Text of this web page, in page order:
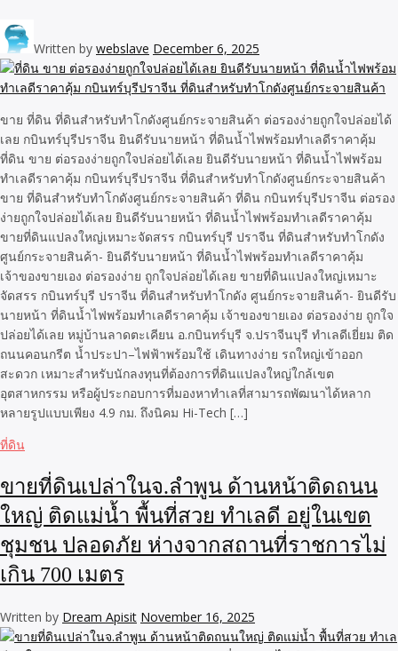
Written by webslave December 6, 2025
ขาย ที่ดิน ที่ดินสำหรับทำโกดังศูนย์กระจายสินค้า ต่อรองง่ายถูกใจปล่อยได้
เลย กบินทร์บุรีปราจีน ยินดีรับนายหน้า ที่ดินน้ำไฟพร้อมทำเลดีราคาคุ้ม
ที่ดิน ขาย ต่อรองง่ายถูกใจปล่อยได้เลย ยินดีรับนายหน้า ที่ดินน้ำไฟพร้อม
ทำเลดีราคาคุ้ม กบินทร์บุรีปราจีน ที่ดินสำหรับทำโกดังศูนย์กระจายสินค้า
ขาย ที่ดินสำหรับทำโกดังศูนย์กระจายสินค้า ที่ดิน กบินทร์บุรีปราจีน ต่อรอง
ง่ายถูกใจปล่อยได้เลย ยินดีรับนายหน้า ที่ดินน้ำไฟพร้อมทำเลดีราคาคุ้ม
ขายที่ดินแปลงใหญ่เหมาะจัดสรร กบินทร์บุรี ปราจีน ที่ดินสำหรับทำโกดัง
ศูนย์กระจายสินค้า- ยินดีรับนายหน้า ที่ดินน้ำไฟพร้อมทำเลดีราคาคุ้ม
เจ้าของขายเอง ต่อรองง่าย ถูกใจปล่อยได้เลย ขายที่ดินแปลงใหญ่เหมาะ
จัดสรร กบินทร์บุรี ปราจีน ที่ดินสำหรับทำโกดัง ศูนย์กระจายสินค้า- ยินดีรับ
นายหน้า ที่ดินน้ำไฟพร้อมทำเลดีราคาคุ้ม เจ้าของขายเอง ต่อรองง่าย ถูกใจ
ปล่อยได้เลย หมู่บ้านลาดตะเคียน อ.กบินทร์บุรี จ.ปราจีนบุรี ทำเลดีเยี่ยม ติด
ถนนคอนกรีต น้ำประปา–ไฟฟ้าพร้อมใช้ เดินทางง่าย รถใหญ่เข้าออก
สะดวก เหมาะสำหรับนักลงทุนที่ต้องการที่ดินแปลงใหญ่ใกล้เขต
อุตสาหกรรม หรือผู้ประกอบการที่มองหาทำเลที่สามารถพัฒนาได้หลาก
หลายรูปแบบเพียง 4.9 กม. ถึงนิคม Hi-Tech […]
ที่ดิน
ขายที่ดินเปล่าในจ.ลำพูน ด้านหน้าติดถนน
ใหญ่ ติดแม่น้ำ พื้นที่สวย ทำเลดี อยู่ในเขต
ชุมชน ปลอดภัย ห่างจากสถานที่ราชการไม่
เกิน 700 เมตร
Written by Dream Apisit November 16, 2025